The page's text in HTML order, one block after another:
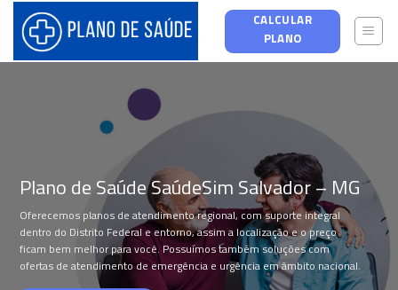
content
CALCULAR
PLANO
Plano de Saúde SaúdeSim Salvador – MG
Oferecemos planos de atendimento regional, com suporte integral
dentro do Distrito Federal e entorno, assim a localização e o preço
ficam bem melhor para você. Possuímos também soluções com
ofertas de atendimento de emergência e urgência em âmbito nacional.